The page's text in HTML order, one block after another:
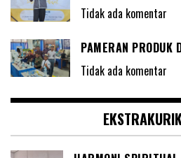
Tidak ada komentar
PAMERAN PRODUK
Tidak ada komentar